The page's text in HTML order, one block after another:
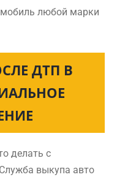
любой марки
ДТП В
делать с
выкупа авто